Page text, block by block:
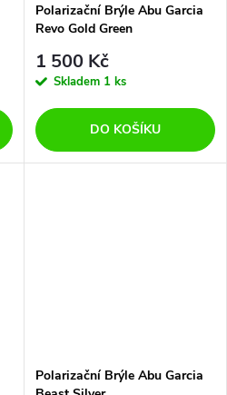
Polarizační Brýle Abu Garcia
Revo Gold Green
1 500 Kč
Skladem 1 ks
DO KOŠÍKU
Polarizační Brýle Abu Garcia